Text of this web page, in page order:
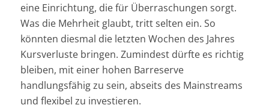
eine Einrichtung, die für Überraschungen sorgt.
Was die Mehrheit glaubt, tritt selten ein. So
könnten diesmal die letzten Wochen des Jahres
Kursverluste bringen. Zumindest dürfte es richtig
bleiben, mit einer hohen Barreserve
handlungsfähig zu sein, abseits des Mainstreams
und flexibel zu investieren.